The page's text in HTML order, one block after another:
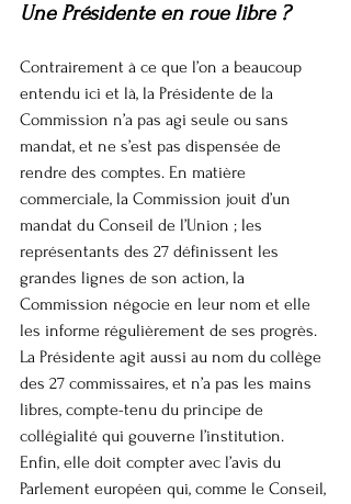
Une Présidente en roue libre ?
Contrairement à ce que l’on a beaucoup
entendu ici et là, la Présidente de la
Commission n’a pas agi seule ou sans
mandat, et ne s’est pas dispensée de
rendre des comptes. En matière
commerciale, la Commission jouit d’un
mandat du Conseil de l’Union ; les
représentants des 27 définissent les
grandes lignes de son action, la
Commission négocie en leur nom et elle
les informe régulièrement de ses progrès.
La Présidente agit aussi au nom du collège
des 27 commissaires, et n’a pas les mains
libres, compte-tenu du principe de
collégialité qui gouverne l’institution.
Enfin, elle doit compter avec l’avis du
Parlement européen qui, comme le Conseil,